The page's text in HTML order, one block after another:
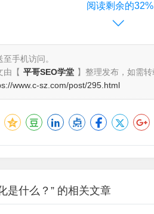
阅读剩余的32%
手机访问。
由【 平哥SEO学堂 】整理发布，如需转
www.c-sz.com/post/295.html
是什么？” 的相关文章